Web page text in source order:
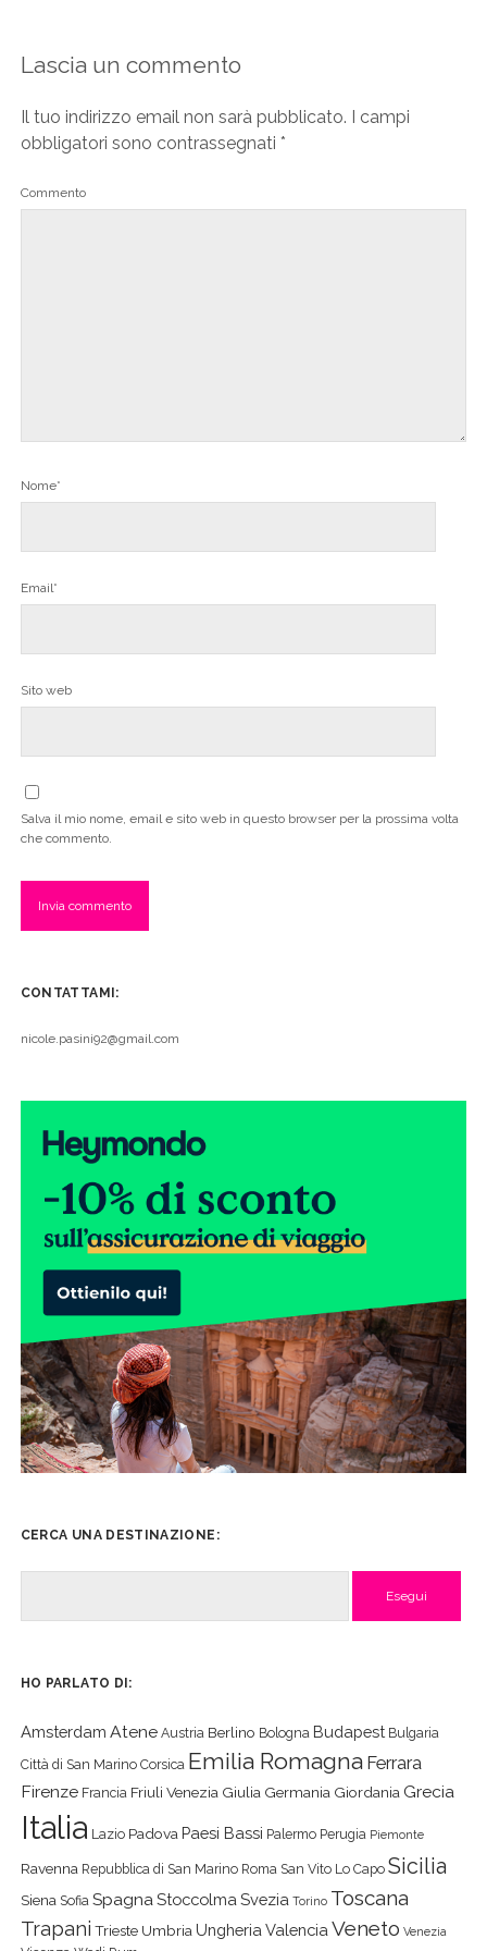
Lascia un commento
Il tuo indirizzo email non sarà pubblicato. I campi
obbligatori sono contrassegnati *
Commento
Nome*
Email*
Sito web
Salva il mio nome, email e sito web in questo browser per la prossima volta
che commento.
CONTATTAMI:
nicole.pasini92@gmail.com
CERCA UNA DESTINAZIONE:
HO PARLATO DI:
Amsterdam Atene Austria Berlino Bologna Budapest Bulgaria
Città di San Marino Corsica Emilia Romagna Ferrara
Firenze Francia Friuli Venezia Giulia Germania Giordania Grecia
Italia Lazio Padova Paesi Bassi Palermo Perugia Piemonte
Ravenna Repubblica di San Marino Roma San Vito Lo Capo Sicilia
Siena Sofia SpagnaStoccolmaSvezia Torino Toscana
Trapani Trieste Umbria UngheriaValenciaVeneto Venezia